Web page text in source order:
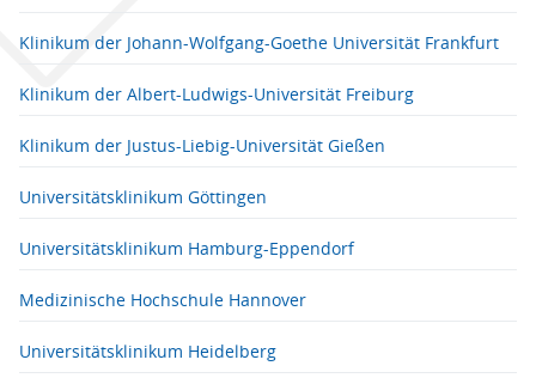
Klinikum der Johann-Wolfgang-Goethe Universität Frankfurt
Klinikum der Albert-Ludwigs-Universität Freiburg
Klinikum der Justus-Liebig-Universität Gießen
Universitätsklinikum Göttingen
Universitätsklinikum Hamburg-Eppendorf
Medizinische Hochschule Hannover
Universitätsklinikum Heidelberg